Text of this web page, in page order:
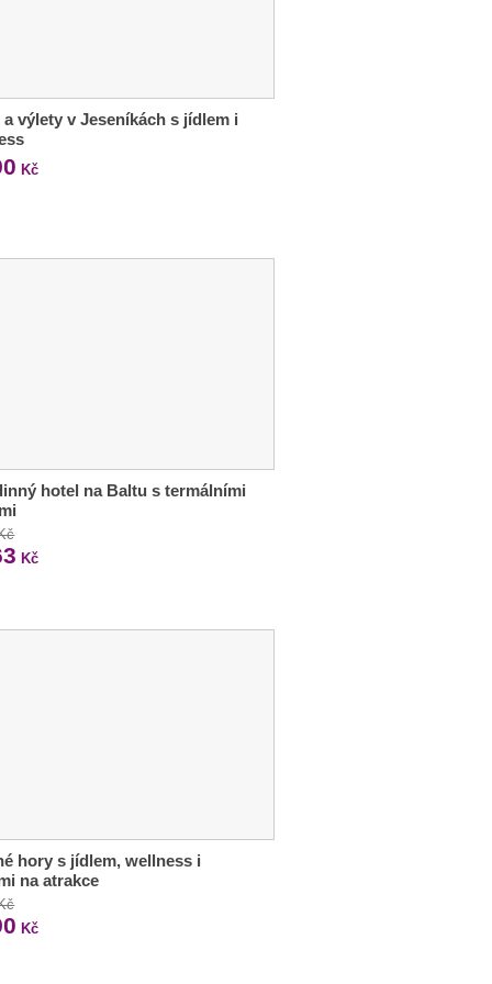
a výlety v Jeseníkách s jídlem i
Kč
hotel na Baltu s termálními
Kč
hory s jídlem, wellness i
na atrakce
Kč